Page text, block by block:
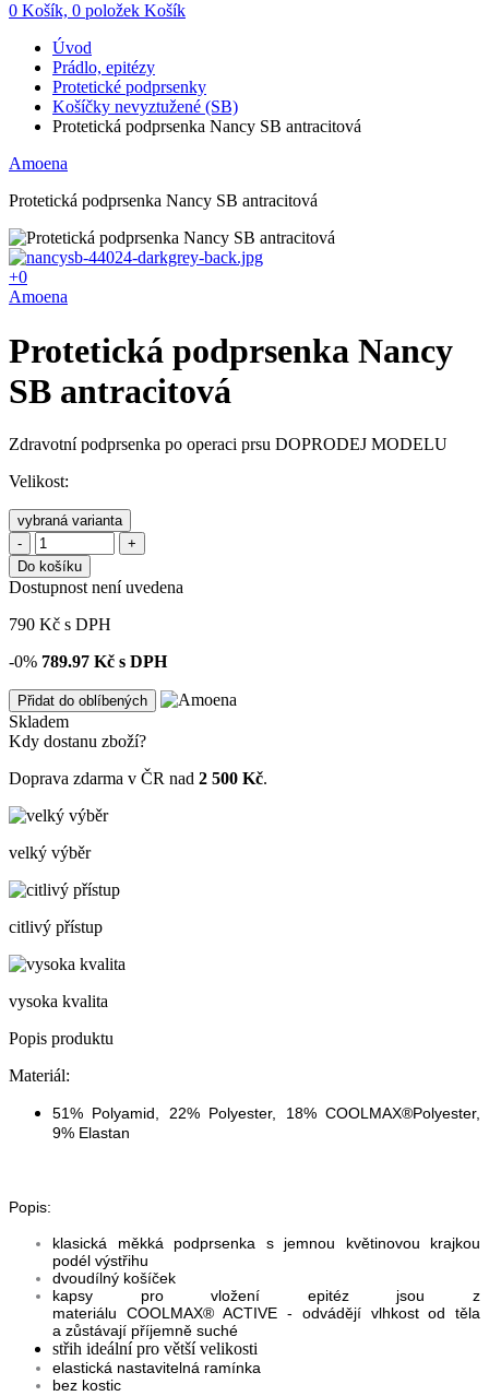
0 Košík, 0 položek Košík
Úvod
Prádlo, epitézy
Protetické podprsenky
Košíčky nevyztužené (SB)
Protetická podprsenka Nancy SB antracitová
Amoena
Protetická podprsenka Nancy SB antracitová
+0
Amoena
Protetická podprsenka Nancy
SB antracitová
Zdravotní podprsenka po operaci prsu DOPRODEJ MODELU
Velikost:
vybraná varianta
-
+
Do košíku
Dostupnost není uvedena
790 Kč s DPH
-0% 789.97 Kč s DPH
Přidat do oblíbených
Skladem
Kdy dostanu zboží?
Doprava zdarma v ČR nad 2 500 Kč.
velký výběr
citlivý přístup
vysoka kvalita
Popis produktu
Materiál:
51% Polyamid, 22% Polyester, 18% COOLMAX®Polyester,
9% Elastan
Popis:
klasická měkká podprsenka s jemnou květinovou krajkou
podél výstřihu
dvoudílný košíček
kapsy pro vložení epitéz jsou z
materiálu COOLMAX® ACTIVE - odvádějí vlhkost od těla
a zůstávají příjemně suché
střih ideální pro větší velikosti
elastická nastavitelná ramínka
bez kostic